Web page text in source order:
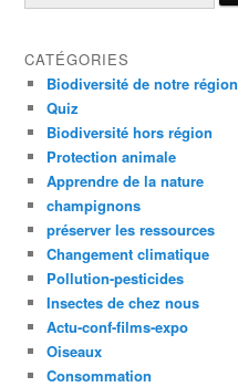
CATÉGORIES
Biodiversité de notre région
Quiz
Biodiversité hors région
Protection animale
Apprendre de la nature
champignons
préserver les ressources
Changement climatique
Pollution-pesticides
Insectes de chez nous
Actu-conf-films-expo
Oiseaux
Consommation